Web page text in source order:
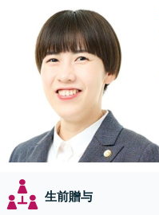
生前贈与